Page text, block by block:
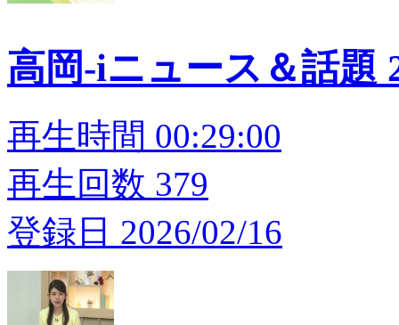
高岡-iニュース＆話題
再生時間 00:29:00
再生回数 379
登録日 2026/02/16